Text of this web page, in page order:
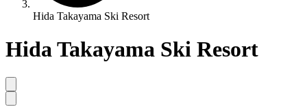
Hida Takayama Ski Resort
Hida Takayama Ski Resort